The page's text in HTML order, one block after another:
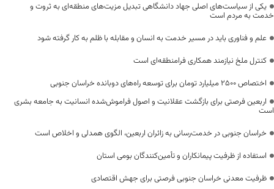
یکی از سیاست‌های اصلی جهاد دانشگاهی تبدیل مزیت‌های منطقه‌ای به ثروت و
خدمت به مردم است
علم و فناوری باید در مسیر خدمت به انسان و مقابله با ظلم به کار گرفته شود
کنترل ملخ نیازمند همکاری فرامنطقه‌ای است
اختصاص 2500 میلیارد تومان برای توسعه راه‌های دوبانده خراسان جنوبی
اربعین فرصتی برای بازگشت عقلانیت و اصول فراموش‌شده انسانیت به جامعه بشری
است
خراسان جنوبی در خدمت‌رسانی به زائران اربعین، الگوی همدلی و اخلاص است
استفاده از ظرفیت پیمانکاران و تأمین‌کنندگان بومی استان
ظرفیت معدنی خراسان جنوبی فرصتی برای جهش اقتصادی